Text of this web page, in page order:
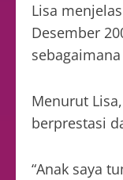
Lisa
Desember
Menurut
berprestasi
“Anak saya